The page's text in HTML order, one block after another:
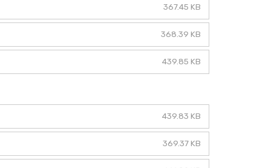
367.45 KB
368.39 KB
439.85 KB
439.83 KB
369.37 KB